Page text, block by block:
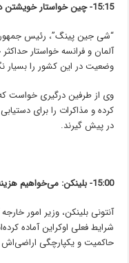
15:15- چین خواستار خویشتن داری حداکثری در جنگ اوکراین شد
“شی جین پینگ”، رئیس
آلمان و فرانسه خواستار
وضعیت در این کشور را بسیار
وی از طرفین درگیری خواست
کرده و مذاکرات را برای
در پیش گیرند.
15:00- بلینکن: می‌خواهیم هزینه جنگ را برای روسیه افزایش دهیم
آنتونی بلینکن، وزیر امور
شرایط فعلی اوکراین آماده
حاکمیت و یکپارچگی